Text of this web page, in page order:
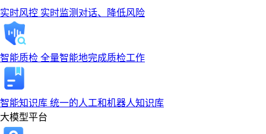
实时风控 实时监测对话、降低风险
智能质检 全量智能地完成质检工作
智能知识库 统一的人工和机器人知识库
大模型平台